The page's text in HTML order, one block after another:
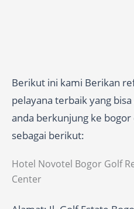
Berikut ini kami Berikan
pelayana terbaik yang
anda berkunjung ke
sebagai berikut:
Hotel Novotel Bogor Golf
Center